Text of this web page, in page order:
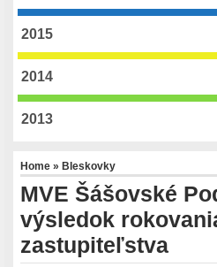
2015
2014
2013
Home» Bleskovky
MVE Šášovské
výsledok
zastupiteľstva